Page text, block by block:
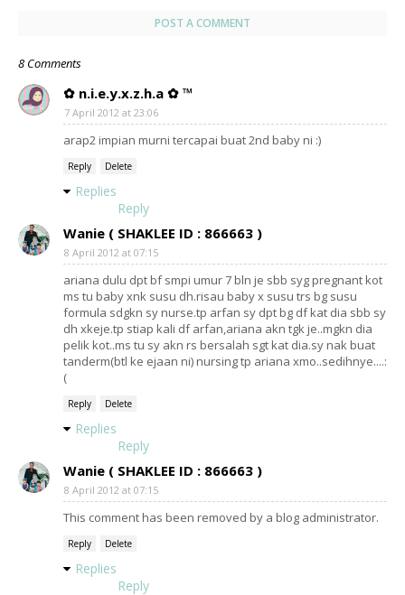
POST A COMMENT
8 Comments
✿ n.i.e.y.x.z.h.a ✿ ™
7 April 2012 at 23:06
arap2 impian murni tercapai buat 2nd baby ni :)
Reply Delete
Replies
Reply
Wanie ( SHAKLEE ID : 866663 )
8 April 2012 at 07:15
ariana dulu dpt bf smpi umur 7 bln je sbb syg pregnant kot
ms tu baby xnk susu dh.risau baby x susu trs bg susu
formula sdgkn sy nurse.tp arfan sy dpt bg df kat dia sbb sy
dh xkeje.tp stiap kali df arfan,ariana akn tgk je..mgkn dia
pelik kot..ms tu sy akn rs bersalah sgt kat dia.sy nak buat
tanderm(btl ke ejaan ni) nursing tp ariana xmo..sedihnye....:
(
Reply Delete
Replies
Reply
Wanie ( SHAKLEE ID : 866663 )
8 April 2012 at 07:15
This comment has been removed by a blog administrator.
Reply Delete
Replies
Reply